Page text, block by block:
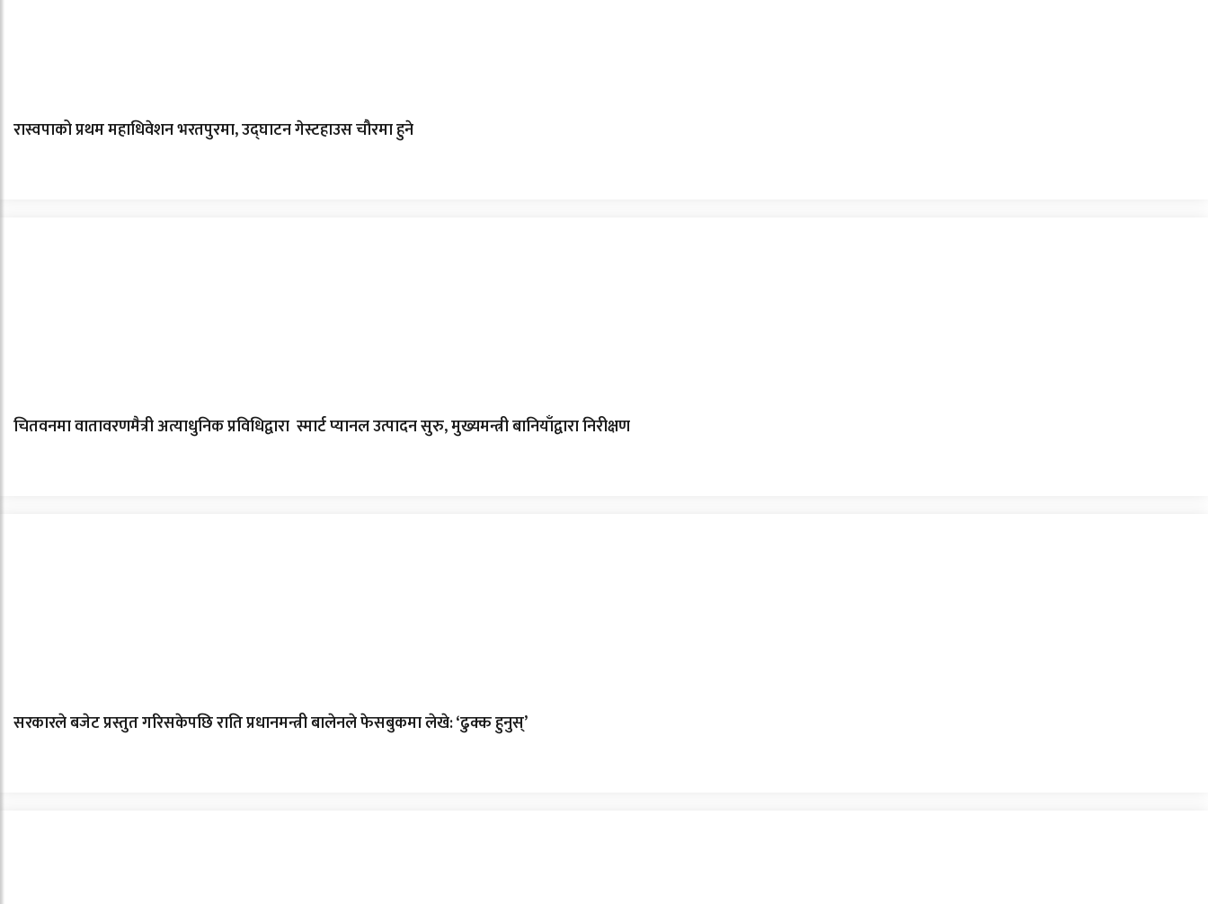
रास्वपाको प्रथम महाधिवेशन भरतपुरमा, उद्घाटन गेस्टहाउस चौरमा हुने
चितवनमा वातावरणमैत्री अत्याधुनिक प्रविधिद्वारा स्मार्ट प्यानल उत्पादन सुरु, मुख्यमन्त्री बानियाँद्वारा निरीक्षण
सरकारले बजेट प्रस्तुत गरिसकेपछि राति प्रधानमन्त्री बालेनले फेसबुकमा लेखे: ‘ढुक्क हुनुस्’